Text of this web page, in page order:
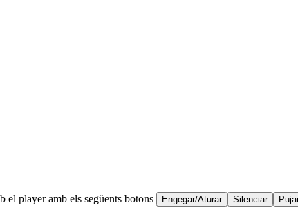
el player amb els següents botons Engegar/Aturar Silenciar